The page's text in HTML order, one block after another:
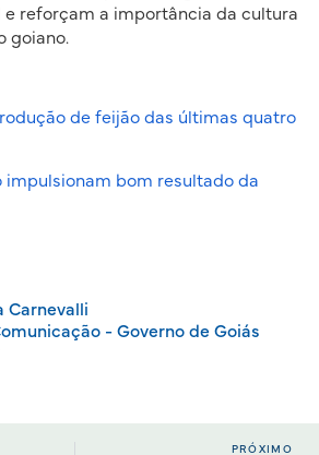
e reforçam a importância da cultura
goiano.
de feijão das últimas quatro
impulsionam bom resultado da
Carnevalli
- Governo de Goiás
PRÓXIMO